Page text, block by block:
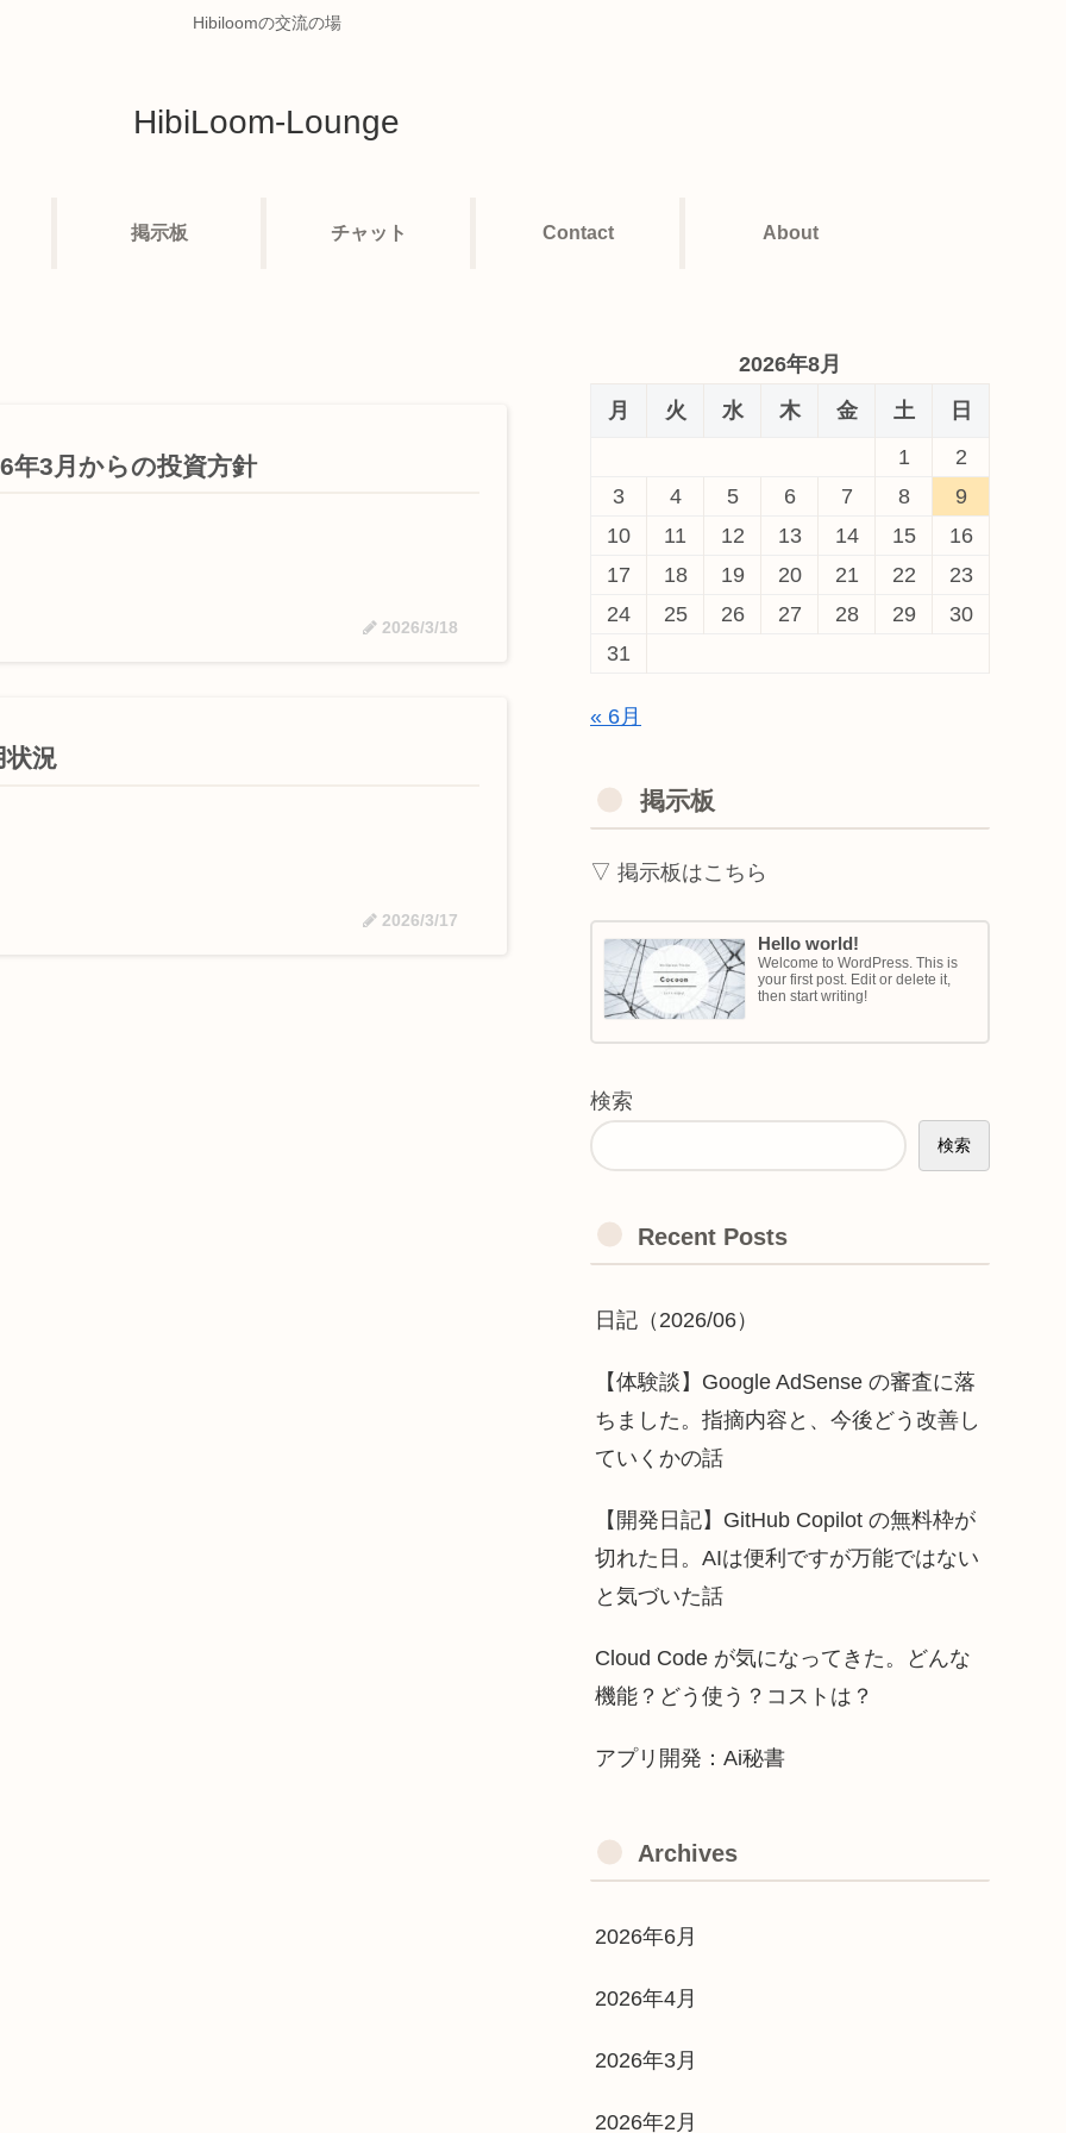
Hibiloomの交流の場
HibiLoom-Lounge
掲示板 チャット Contact About
年3月からの投資方針
2026/3/18
状況
2026/3/17
2026年8月
月
火 水 木 金 土
日
1
2
3
4 5 6 7 8
9
10
11 12 13 14 15
16
17
18 19 20 21 22
23
24
25 26 27 28 29
30
31
« 6月
掲示板
▽ 掲示板はこちら
Hello world!
Welcome to WordPress. This is
your first post. Edit or delete it,
then start writing!
検索
検索
Recent Posts
日記（2026/06）
【体験談】Google AdSense の審査に落
ちました。指摘内容と、今後どう改善し
ていくかの話
【開発日記】GitHub Copilot の無料枠が
切れた日。AIは便利ですが万能ではない
と気づいた話
Cloud Code が気になってきた。どんな
機能？どう使う？コストは？
アプリ開発：Ai秘書
Archives
2026年6月
2026年4月
2026年3月
2026年2月